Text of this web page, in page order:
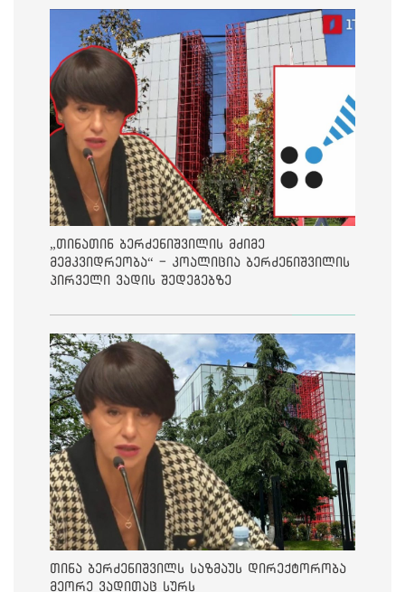
„თინათინ ბერძენიშვილის მძიმე
მემკვიდრეობა“ - კოალიცია ბერძენიშვილის
პირველი ვადის შედეგებზე
თინა ბერძენიშვილს საზმაუს დირექტორობა
მეორე ვადითაც სურს